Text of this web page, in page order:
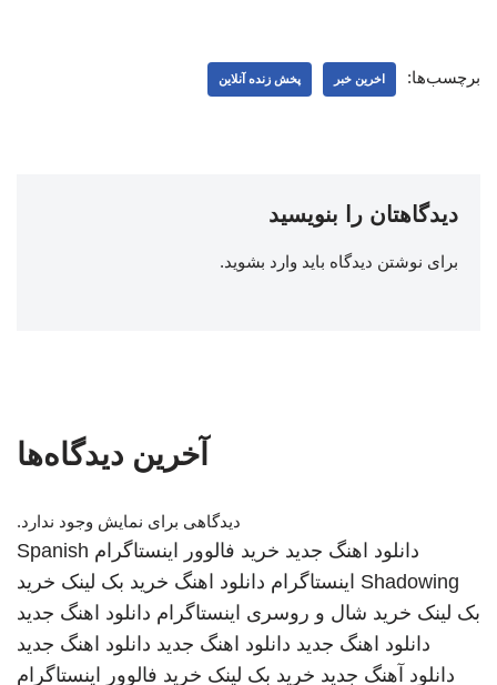
برچسب‌ها: اخرین خبر پخش زنده آنلاین
دیدگاهتان را بنویسید
برای نوشتن دیدگاه باید وارد بشوید.
آخرین دیدگاه‌ها
دیدگاهی برای نمایش وجود ندارد.
دانلود اهنگ جدید خرید فالوور اینستاگرام Spanish
Shadowing اینستاگرام دانلود اهنگ خرید بک لینک خرید
بک لینک خرید شال و روسری اینستاگرام دانلود اهنگ جدید
دانلود اهنگ جدید دانلود اهنگ جدید دانلود اهنگ جدید
دانلود آهنگ جدید خرید بک لینک خرید فالوور اینستاگرام